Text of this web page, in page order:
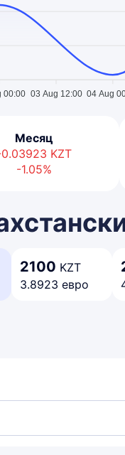
00:00 03 Aug 12:00 04 Aug
Месяц
KZT
-1.05%
2100 KZT
3.8923 евро